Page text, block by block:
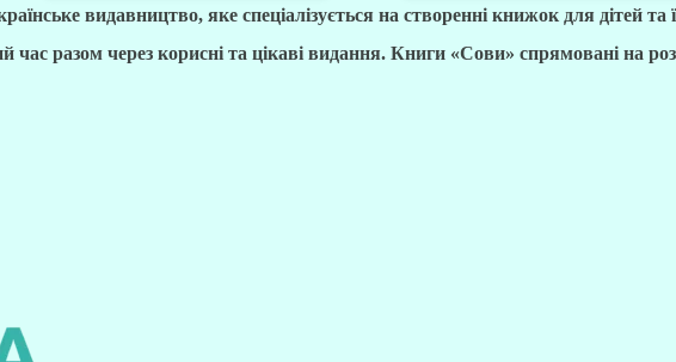
видавництво, яке спеціалізується на створенні книжок для дітей та
час разом через корисні та цікаві видання. Книги «Сови» спрямовані на